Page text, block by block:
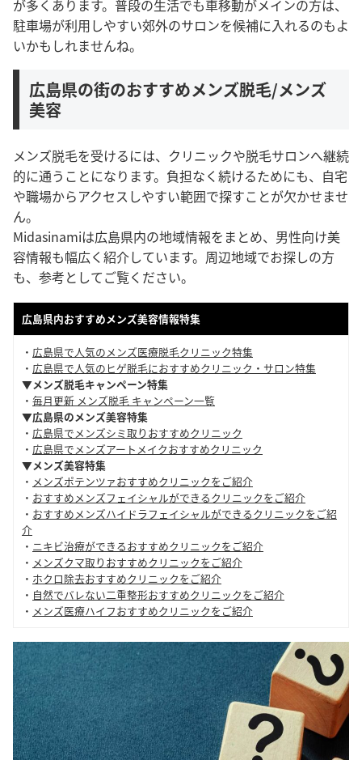
が多くあります。普段の生活でも車移動がメインの方は、
駐車場が利用しやすい郊外のサロンを候補に入れるのもよ
いかもしれませんね。
広島県の街のおすすめメンズ脱毛/メンズ
美容
メンズ脱毛を受けるには、クリニックや脱毛サロンへ継続
的に通うことになります。負担なく続けるためにも、自宅
や職場からアクセスしやすい範囲で探すことが欠かせませ
ん。
Midasinamiは広島県内の地域情報をまとめ、男性向け美
容情報も幅広く紹介しています。周辺地域でお探しの方
も、参考としてご覧ください。
広島県内おすすめメンズ美容情報特集
・ 広島県で人気のメンズ医療脱毛クリニック特集
・ 広島県で人気のヒゲ脱毛におすすめクリニック・サロン特集
▼メンズ脱毛キャンペーン特集
・ 毎月更新 メンズ脱毛 キャンペーン一覧
▼広島県のメンズ美容特集
・ 広島県でメンズシミ取りおすすめクリニック
・ 広島県でメンズアートメイクおすすめクリニック
▼メンズ美容特集
・ メンズポテンツァおすすめクリニックをご紹介
・ おすすめメンズフェイシャルができるクリニックをご紹介
・ おすすめメンズハイドラフェイシャルができるクリニックをご紹
介
・ ニキビ治療ができるおすすめクリニックをご紹介
・ メンズクマ取りおすすめクリニックをご紹介
・ ホクロ除去おすすめクリニックをご紹介
・ 自然でバレない二重整形おすすめクリニックをご紹介
・ メンズ医療ハイフおすすめクリニックをご紹介